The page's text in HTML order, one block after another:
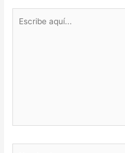
aquí...